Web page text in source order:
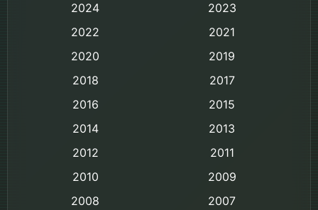
2024
2023
2022
2021
2020
2019
2018
2017
2016
2015
2014
2013
2012
2011
2010
2009
2008
2007